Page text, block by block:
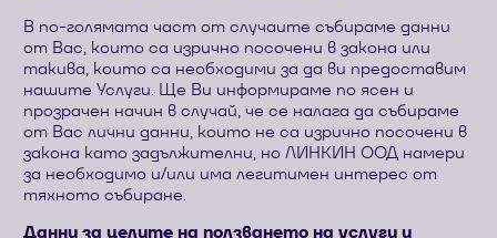
В по-голямата част от случаите събираме данни
от Вас, които са изрично посочени в закона или
такива, които са необходими за да ви предоставим
нашите Услуги. Ще Ви информираме по ясен и
прозрачен начин в случай, че се налага да събираме
от Вас лични данни, които не са изрично посочени в
закона като задължителни, но ЛИНКИН ООД намери
за необходимо и/или има легитимен интерес от
тяхното събиране.
Данни за целите на ползването на услуги и